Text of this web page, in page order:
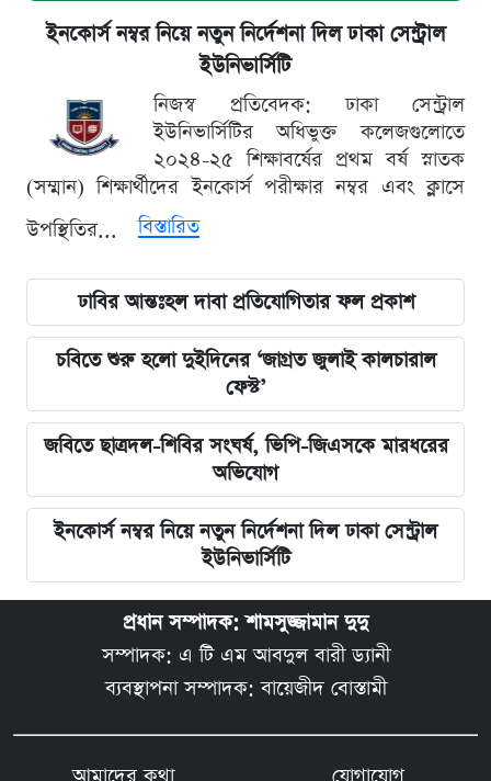
ইনকোর্স নম্বর নিয়ে নতুন নির্দেশনা দিল ঢাকা সেন্ট্রাল
ইউনিভার্সিটি
নিজস্ব প্রতিবেদক: ঢাকা সেন্ট্রাল
ইউনিভার্সিটির অধিভুক্ত কলেজগুলোতে
২০২৪-২৫ শিক্ষাবর্ষের প্রথম বর্ষ স্নাতক
(সম্মান) শিক্ষার্থীদের ইনকোর্স পরীক্ষার নম্বর এবং ক্লাসে
উপস্থিতির...
বিস্তারিত
ঢাবির আন্তঃহল দাবা প্রতিযোগিতার ফল প্রকাশ
চবিতে শুরু হলো দুইদিনের ‘জাগ্রত জুলাই কালচারাল
ফেস্ট’
জবিতে ছাত্রদল-শিবির সংঘর্ষ, ভিপি-জিএসকে মারধরের
অভিযোগ
ইনকোর্স নম্বর নিয়ে নতুন নির্দেশনা দিল ঢাকা সেন্ট্রাল
ইউনিভার্সিটি
প্রধান সম্পাদক: শামসুজ্জামান দুদু
সম্পাদক: এ টি এম আবদুল বারী ড্যানী
ব্যবস্থাপনা সম্পাদক: বায়েজীদ বোস্তামী